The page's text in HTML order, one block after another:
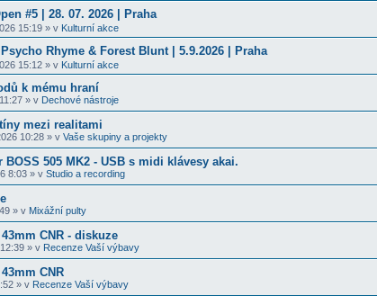
#5 | 28. 07. 2026 | Praha
15:19 » v Kulturní akce
Rhyme & Forest Blunt | 5.9.2026 | Praha
15:12 » v Kulturní akce
k mému hraní
» v Dechové nástroje
mezi realitami
10:28 » v Vaše skupiny a projekty
505 MK2 - USB s midi klávesy akai.
8:03 » v Studio a recording
» v Mixážní pulty
CNR - diskuze
» v Recenze Vaší výbavy
CNR
» v Recenze Vaší výbavy